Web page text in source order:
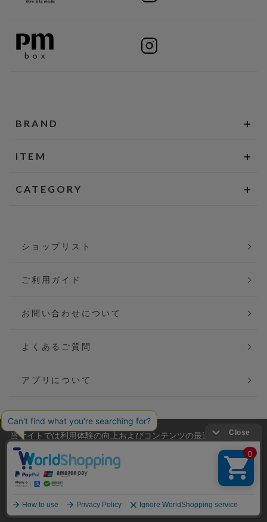
BRAND
ITEM
CATEGORY
ショップリスト
ご利用ガイド
お問い合わせについて
よくあるご質問
アプリについて
会社概要
ご利用規約
当サイトでは利用体験の向上およびコンテンツの最適な提供、ト
ラフィックの分析を目的としてCookieを使用しています。
サイトの閲覧を継続された場合、Cookieの利用に同意したことも
のといたします。
詳細については
をご確認ください。
承諾する